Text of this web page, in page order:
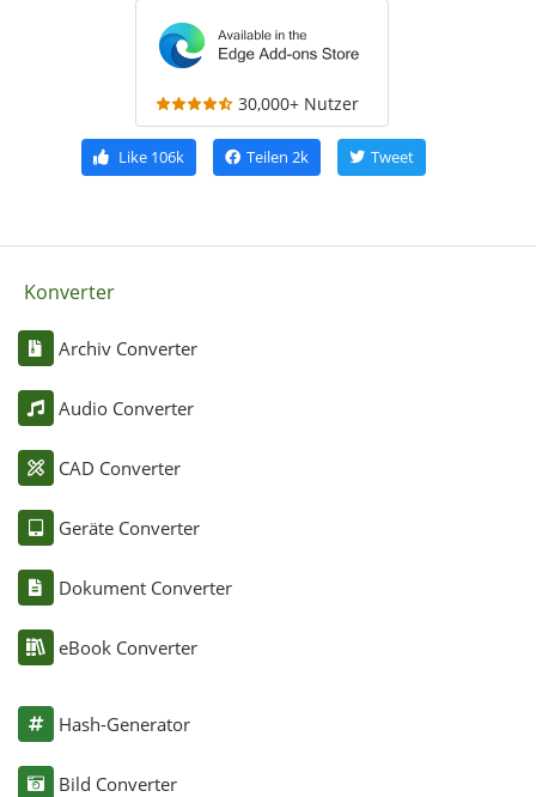
30,000+ Nutzer
Like 106k Teilen 2k Tweet
Konverter
Archiv Converter
Audio Converter
CAD Converter
Geräte Converter
Dokument Converter
eBook Converter
Hash-Generator
Bild Converter